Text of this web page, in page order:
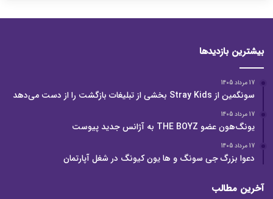
بیشترین بازدیدها
17 مرداد 1405
سونگمین از Stray Kids بخشی از تبلیغات بازگشت را از دست می‌دهد
17 مرداد 1405
یونگ‌هون عضو THE BOYZ به آژانس جدید پیوست
17 مرداد 1405
دعوا بزرگ جی سونگ و ها یون کیونگ در شغل آپارتمان
آخرین مطالب